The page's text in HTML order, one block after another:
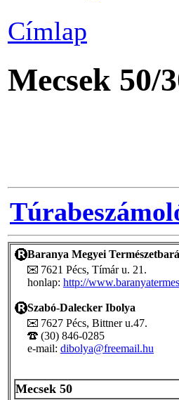
Címlap
Mecsek 50/
Baranya Megyei
7621 Pécs, Tímár u. 21.
honlap: http://
Szabó-Dalecker Ibolya
7627 Pécs, Bittner u.47.
(30) 846-0285
e-mail: dibolya@freemail.hu
Mecsek 50